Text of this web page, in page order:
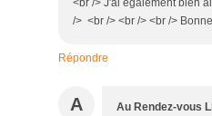
<br /> J'ai également bien
/> <br /> <br /> <br />
Répondre
A Au Rendez-vous